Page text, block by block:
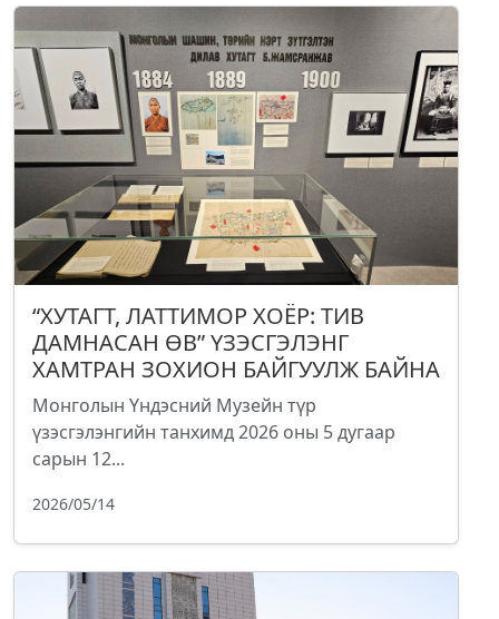
“ХУТАГТ, ЛАТТИМОР ХОЁР: ТИВ
ДАМНАСАН ӨВ” ҮЗЭСГЭЛЭНГ
ХАМТРАН ЗОХИОН БАЙГУУЛЖ БАЙНА
Монголын Үндэсний Музейн түр
үзэсгэлэнгийн танхимд 2026 оны 5 дугаар
сарын 12...
2026/05/14